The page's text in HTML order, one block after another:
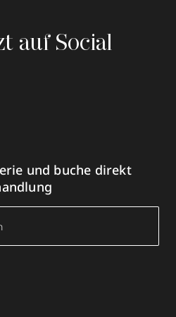
auf Social
und buche direkt